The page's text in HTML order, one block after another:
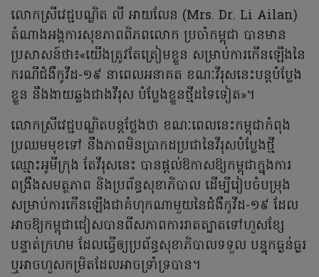
លោកស្រីវេជ្ជបណ្ឌិត លី អាយលែន (Mrs. Dr. Li Ailan)
តំណាងអង្គការសុខភាពពិភពលោក ប្រចាំកម្ពុជា បានមាន
ប្រសាសន៍ថា៖«យើងត្រូវតែត្រៀមខ្លួន សម្រាប់ការកើនឡើងនៃ
ករណីជំងឺកូវីដ-១៩ នាពេលអនាគត ខណៈវីរុសនេះបន្តបំប្លែង
ខ្លួន នឹងងាយឆ្លងជាងវីរុស បំប្លែងខ្លួនថ្មីដទៃទៀត»។
លោកស្រីវេជ្ជបណ្ឌិតបន្តថ្លែងថា ខណៈពេលនេះកម្ពុជាកំពុង
ប្រឈមមុខទៅ នឹងភាពមិនប្រាកដប្រជានៃវីរុសបំប្លែងថ្មី
ឈ្មោះអូមីក្រុង តែវីរុសនេះ បានផ្តល់ឱកាសឱ្យកម្ពុជាក្នុងការ
ពង្រឹងសមត្ថភាព និងប្រព័ន្ធសុខាភិបាល ដើម្បីរៀបចំបម្រុង
សម្រាប់ការកើនឡើងជាគំហុកណាមួយនៃជំងឺកូវីដ-១៩ ដែល
អាចឱ្យកម្ពុជាជៀសបានពីសភាពការរាតត្បាតទៅហួសខ្សែ
បន្ទាត់ក្រហម ដែលធ្វើឲ្យប្រព័ន្ធសុខាភិបាលទទួល បន្ទុកធ្ងន់ធ្ងរ
ឬអាចហួសកម្រិតដែលអាចទ្រាំទ្របាន។